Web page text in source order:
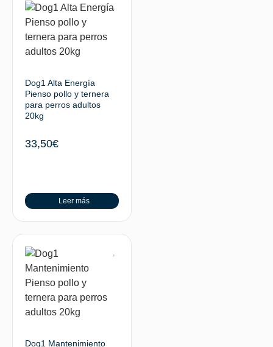
Dog1 Alta Energía
Pienso pollo y ternera
para perros adultos
20kg
33,50€
Leer más
Dog1 Mantenimiento